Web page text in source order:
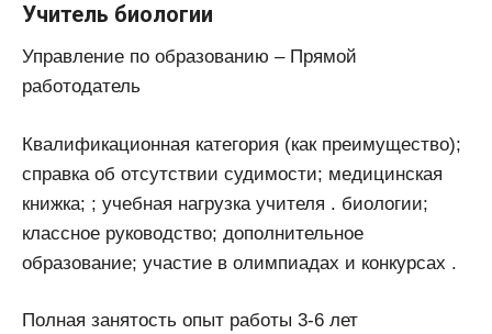
Учитель биологии
Управление по образованию – Прямой
работодатель
Квалификационная категория (как преимущество);
справка об отсутствии судимости; медицинская
книжка; ; учебная нагрузка учителя . биологии;
классное руководство; дополнительное
образование; участие в олимпиадах и конкурсах .
Полная занятость опыт работы 3-6 лет